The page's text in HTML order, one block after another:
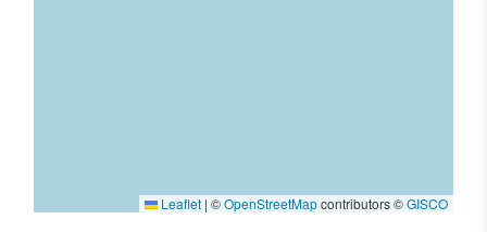
Leaflet | ©OpenStreetMapcontributors ©GISCO